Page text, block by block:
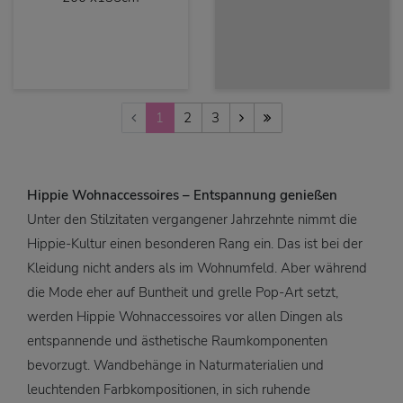
1 2 3
Hippie Wohnaccessoires – Entspannung genießen
Unter den Stilzitaten vergangener Jahrzehnte nimmt die
Hippie-Kultur einen besonderen Rang ein. Das ist bei der
Kleidung nicht anders als im Wohnumfeld. Aber während
die Mode eher auf Buntheit und grelle Pop-Art setzt,
werden Hippie Wohnaccessoires vor allen Dingen als
entspannende und ästhetische Raumkomponenten
bevorzugt. Wandbehänge in Naturmaterialien und
leuchtenden Farbkompositionen, in sich ruhende